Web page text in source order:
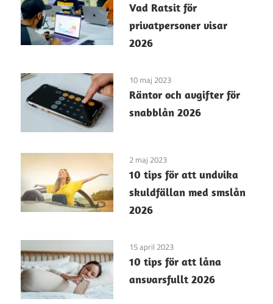
Vad Ratsit för
privatpersoner visar
2026
10 maj 2023
Räntor och avgifter för
snabblån 2026
2 maj 2023
10 tips för att undvika
skuldfällan med smslån
2026
15 april 2023
10 tips för att låna
ansvarsfullt 2026